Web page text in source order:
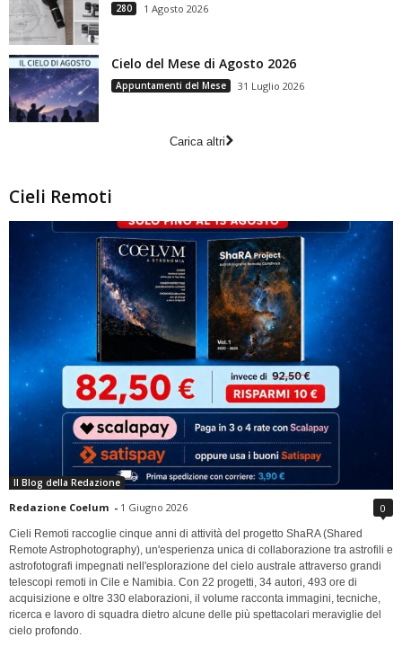
280 1 Agosto 2026
Cielo del Mese di Agosto 2026
Appuntamenti del Mese 31 Luglio 2026
Carica altri
Cieli Remoti
Il Blog della Redazione
Redazione Coelum - 1 Giugno 2026 0
Cieli Remoti raccoglie cinque anni di attività del progetto ShaRA (Shared
Remote Astrophotography), un'esperienza unica di collaborazione tra astrofili e
astrofotografi impegnati nell'esplorazione del cielo australe attraverso grandi
telescopi remoti in Cile e Namibia. Con 22 progetti, 34 autori, 493 ore di
acquisizione e oltre 330 elaborazioni, il volume racconta immagini, tecniche,
ricerca e lavoro di squadra dietro alcune delle più spettacolari meraviglie del
cielo profondo.